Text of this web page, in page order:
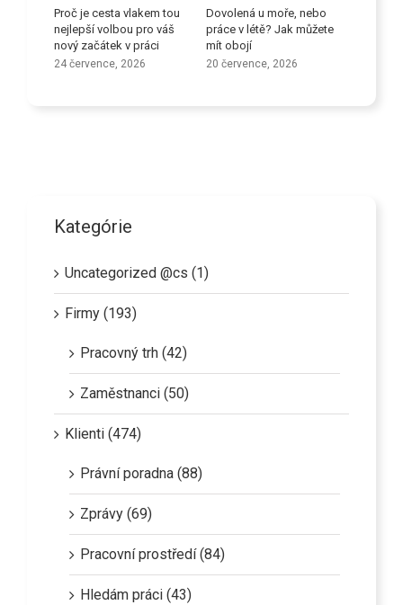
Proč je cesta vlakem tou
nejlepší volbou pro váš
nový začátek v práci
24 července, 2026
Dovolená u moře, nebo
práce v létě? Jak můžete
mít obojí
20 července, 2026
Kategórie
Uncategorized @cs (1)
Firmy (193)
Pracovný trh (42)
Zaměstnanci (50)
Klienti (474)
Právní poradna (88)
Zprávy (69)
Pracovní prostředí (84)
Hledám práci (43)